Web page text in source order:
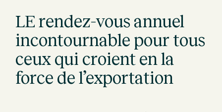
LE rendez-vous annuel
incontournable pour tous
ceux qui croient en la
force de l’exportation